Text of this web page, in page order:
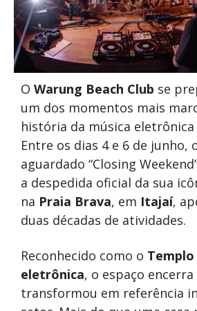
O Warung Beach Club se
um dos momentos mais
história da música
Entre os dias 4 e 6 de junho,
aguardado “Closing
a despedida oficial da sua
na Praia Brava, em Itajaí,
duas décadas de atividades.
Reconhecido como o Templo
eletrônica, o espaço
transformou em referência